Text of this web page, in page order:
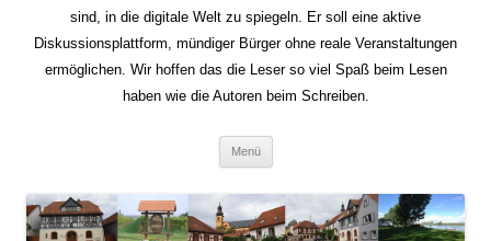
sind, in die digitale Welt zu spiegeln. Er soll eine aktive
Diskussionsplattform, mündiger Bürger ohne reale Veranstaltungen
ermöglichen. Wir hoffen das die Leser so viel Spaß beim Lesen
haben wie die Autoren beim Schreiben.
Menü